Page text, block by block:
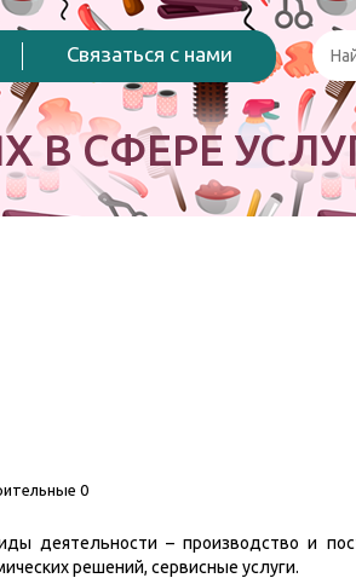
Связаться с нами
В СФЕРЕ
0
деятельности – производство и
решений, сервисные услуги.